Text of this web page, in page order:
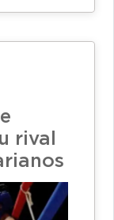
rival